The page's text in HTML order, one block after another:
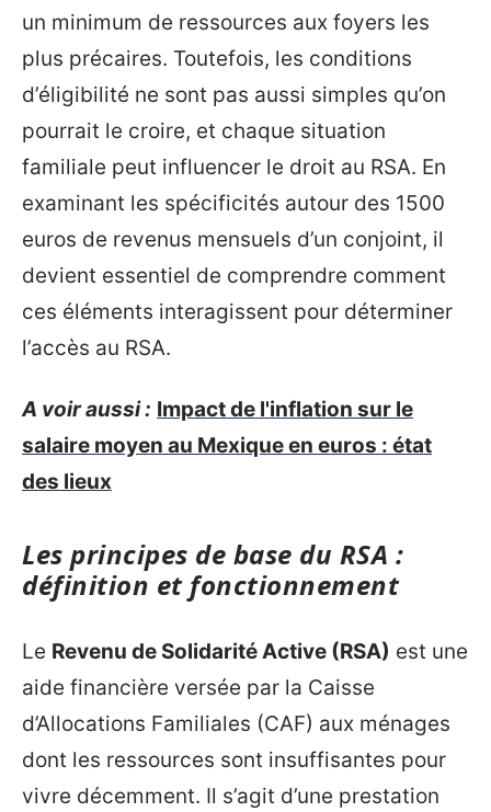
un minimum de ressources aux foyers les
plus précaires. Toutefois, les conditions
d’éligibilité ne sont pas aussi simples qu’on
pourrait le croire, et chaque situation
familiale peut influencer le droit au RSA. En
examinant les spécificités autour des 1500
euros de revenus mensuels d’un conjoint, il
devient essentiel de comprendre comment
ces éléments interagissent pour déterminer
l’accès au RSA.
A voir aussi : Impact de l'inflation sur le
salaire moyen au Mexique en euros : état
des lieux
Les principes de base du RSA :
définition et fonctionnement
Le Revenu de Solidarité Active (RSA) est une
aide financière versée par la Caisse
d’Allocations Familiales (CAF) aux ménages
dont les ressources sont insuffisantes pour
vivre décemment. Il s’agit d’une prestation